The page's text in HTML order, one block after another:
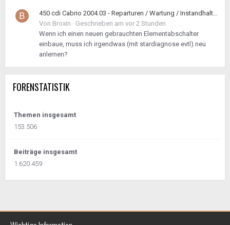
450 cdi Cabrio 2004.03 - Reparturen / Wartung / Instandhaltung geht los
Von Broxin · Geschrieben am vor 2 Stunden
Wenn ich einen neuen gebrauchten Elementabschalter
einbaue, muss ich irgendwas (mit stardiagnose evtl) neu
anlernen?
FORENSTATISTIK
Themen insgesamt
153.506
Beiträge insgesamt
1.620.459